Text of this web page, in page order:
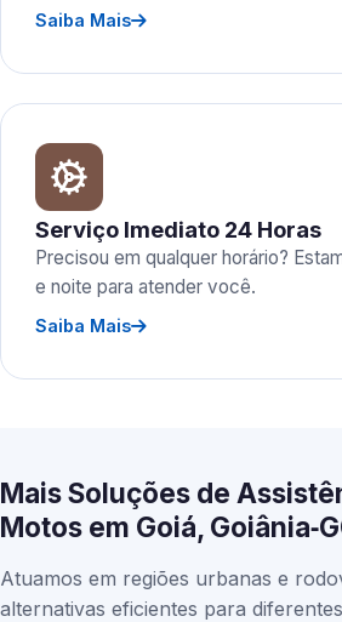
Saiba Mais
Serviço Imediato 24 Horas
Precisou em qualquer horário?
e noite para atender você.
Saiba Mais
Mais Soluções de
Motos em Goiá,
Atuamos em regiões urbanas e
alternativas eficientes para